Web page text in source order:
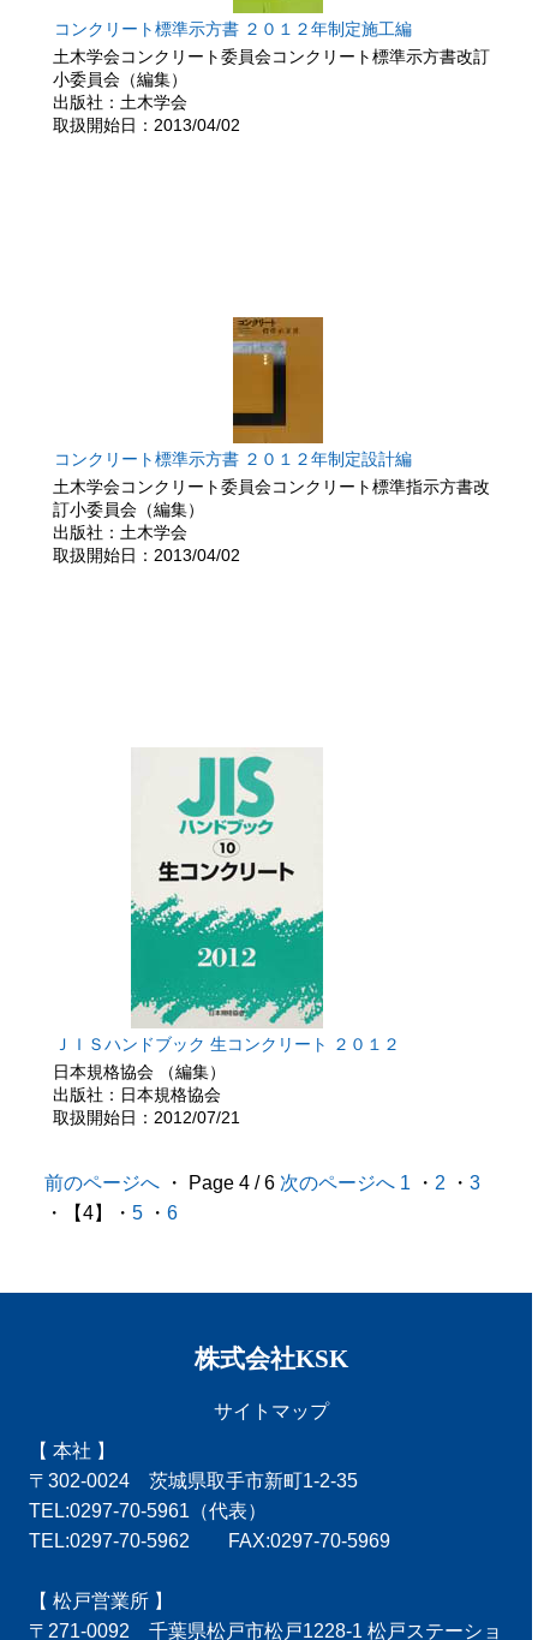
コンクリート標準示方書 ２０１２年制定施工編
土木学会コンクリート委員会コンクリート標準示方書改訂
小委員会（編集）
出版社：土木学会
取扱開始日：2013/04/02
コンクリート標準示方書 ２０１２年制定設計編
土木学会コンクリート委員会コンクリート標準指示方書改
訂小委員会（編集）
出版社：土木学会
取扱開始日：2013/04/02
ＪＩＳハンドブック 生コンクリート ２０１２
日本規格協会 （編集）
出版社：日本規格協会
取扱開始日：2012/07/21
前のページへ ・ Page 4 / 6 次のページへ 1 ・ 2 ・3
・【4】・5 ・6
株式会社KSK
サイトマップ
【 本社 】
〒302-0024 茨城県取手市新町1-2-35
TEL:0297-70-5961（代表）
TEL:0297-70-5962 FAX:0297-70-5969
【 松戸営業所 】
〒271-0092 千葉県松戸市松戸1228-1 松戸ステーショ